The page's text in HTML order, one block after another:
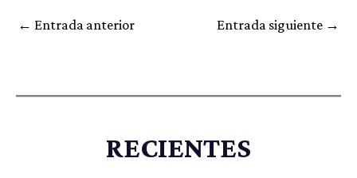
← Entrada anterior Entrada siguiente →
RECIENTES